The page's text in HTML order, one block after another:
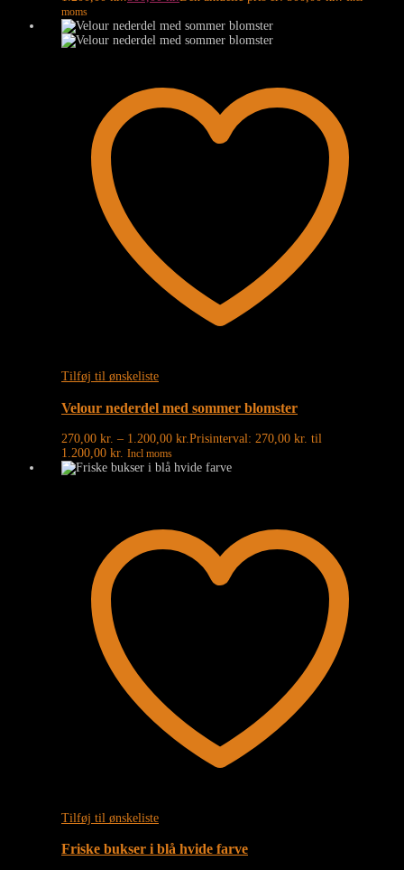
moms
Tilføj til ønskeliste
Velour nederdel med sommer blomster
270,00 kr. – 1.200,00 kr.Prisinterval: 270,00 kr. til
1.200,00 kr. Incl moms
Tilføj til ønskeliste
Friske bukser i blå hvide farve